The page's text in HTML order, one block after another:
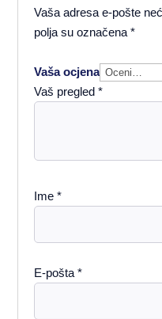
Vaša adresa e-pošte
polja su označena*
Vaša ocjena
Vaš pregled*
Ime*
E-pošta*